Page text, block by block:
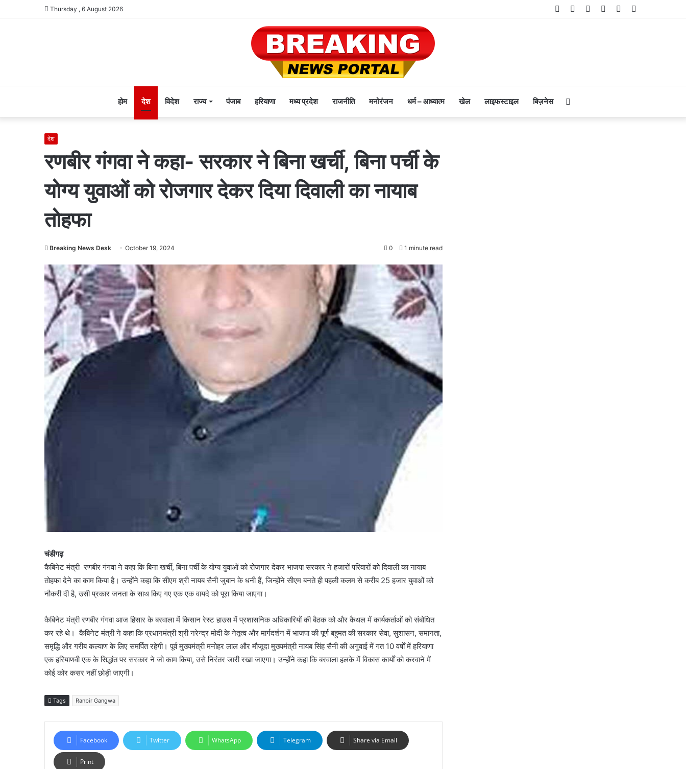
Thursday , 6 August 2026 Telegram
Instagram
YouTube
Twitter
Facebook
होम देश विदेश राज्य पंजाब हरियाणा मध्य प्रदेश राजनीति मनोरंजन धर्म – आध्यात्म खेल लाइफस्टाइल बिज़नेस
देश
रणबीर गंगवा ने कहा- सरकार ने बिना खर्ची, बिना पर्ची के
योग्य युवाओं को रोजगार देकर दिया दिवाली का नायाब
तोहफा
Breaking News Desk October 19, 2024 0 1 minute read
चंडीगढ़
कैबिनेट मंत्री रणबीर गंगवा ने कहा कि बिना खर्ची, बिना पर्ची के योग्य युवाओं को रोजगार देकर भाजपा सरकार ने हजारों परिवारों को दिवाली का नायाब
तोहफा देने का काम किया है। उन्होंने कहा कि सीएम श्री नायब सैनी जुबान के धनी हैं, जिन्होंने सीएम बनते ही पहली कलम से करीब 25 हजार युवाओं को
नौकरी दी है, उसी प्रकार जनता के साथ किए गए एक एक वायदे को पूरा किया जाएगा।
कैबिनेट मंत्री रणबीर गंगवा आज हिसार के बरवाला में किसान रेस्ट हाउस में प्रशासनिक अधिकारियों की बैठक को और कैथल में कार्यकर्ताओं को संबोधित
कर रहे थे। कैबिनेट मंत्री ने कहा कि प्रधानमंत्री श्री नरेन्द्र मोदी के नेतृत्व और मार्गदर्शन में भाजपा की पूर्ण बहुमत की सरकार सेवा, सुशासन, समानता,
समृद्धि और गरीब कल्याण के लिए समर्पित रहेगी। पूर्व मुख्यमंत्री मनोहर लाल और मौजूदा मुख्यमंत्री नायब सिंह सैनी की अगुवाई में गत 10 वर्षों में हरियाणा
एक हरियाणवी एक के सिद्धांत पर सरकार ने जो काम किया, उसे निरंतर जारी रखा जाएगा। उन्होंने कहा कि बरवाला हलके में विकास कार्यों को करवाने में
कोई कोर कसर नहीं छोड़ी जाएगी।
Tags Ranbir Gangwa
Facebook Twitter WhatsApp Telegram Share via Email
Print